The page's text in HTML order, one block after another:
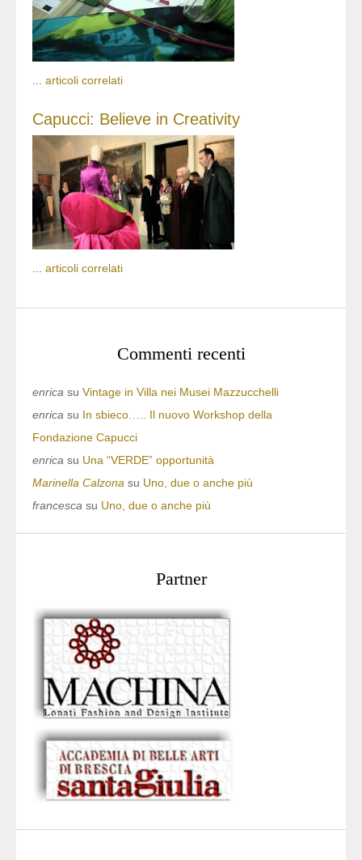
... articoli correlati
Capucci: Believe in Creativity
articoli correlati
Commenti recenti
enrica su Vintage in Villa nei Musei Mazzucchelli
enrica su In sbieco….. Il nuovo Workshop della
Fondazione Capucci
enrica su Una “VERDE” opportunità
Marinella Calzona su Uno, due o anche più
francesca su Uno, due o anche più
Partner